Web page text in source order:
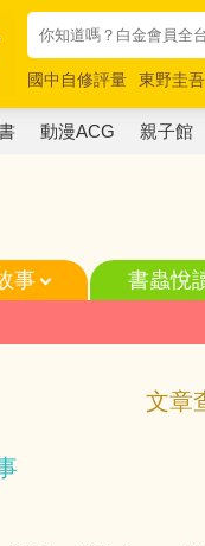
國中自修評量 東野圭吾
唯紅花綻放
奧德賽 路
動漫ACG 親子館
事 書蟲悅
文章